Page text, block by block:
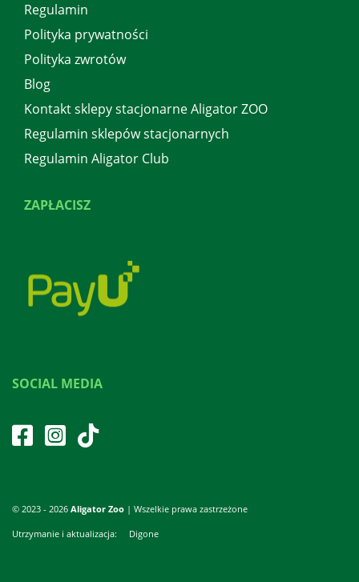
Regulamin
Polityka prywatności
Polityka zwrotów
Blog
Kontakt sklepy stacjonarne Aligator ZOO
Regulamin sklepów stacjonarnych
Regulamin Aligator Club
ZAPŁACISZ
SOCIAL MEDIA
© 2023 - 2026 Aligator Zoo | Wszelkie prawa zastrzeżone
Utrzymanie i aktualizacja: Digone